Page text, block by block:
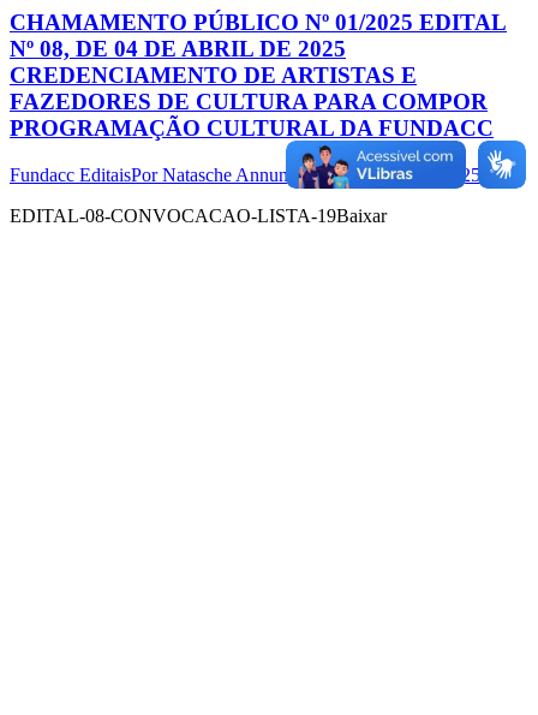
CHAMAMENTO PÚBLICO Nº 01/2025 EDITAL
Nº 08, DE 04 DE ABRIL DE 2025
CREDENCIAMENTO DE ARTISTAS E
FAZEDORES DE CULTURA PARA COMPOR
PROGRAMAÇÃO CULTURAL DA FUNDACC
Fundacc EditaisPorNatasche Annunciato10 de junho de 2025
EDITAL-08-CONVOCACAO-LISTA-19Baixar